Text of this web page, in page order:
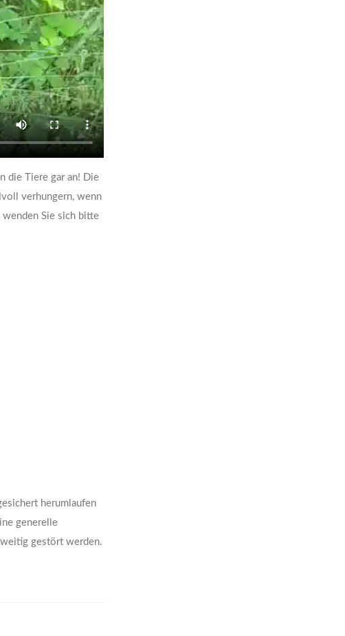
die Tiere gar an! Die
verhungern, wenn
Sie sich bitte
herumlaufen
generelle
gestört werden.